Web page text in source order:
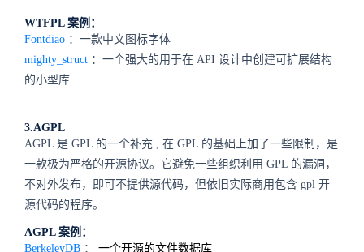
WTFPL 案例：
Fontdiao ：一款中文图标字体
mighty_struct ：一个强大的用于在 API 设计中创建可扩展结构
的小型库
3.AGPL
AGPL 是 GPL 的一个补充 , 在 GPL 的基础上加了一些限制，是
一款极为严格的开源协议。它避免一些组织利用 GPL 的漏洞，
不对外发布，即可不提供源代码，但依旧实际商用包含 gpl 开
源代码的程序。
AGPL 案例：
BerkeleyDB ：
一个开源的文件数据库